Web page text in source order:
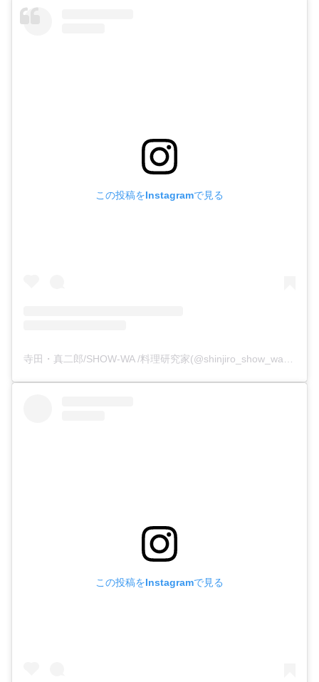
この投稿をInstagramで見る
寺田・真二郎/SHOW-WA /料理研究家(@shinjiro_show_wa)がシェアした投稿
この投稿をInstagramで見る